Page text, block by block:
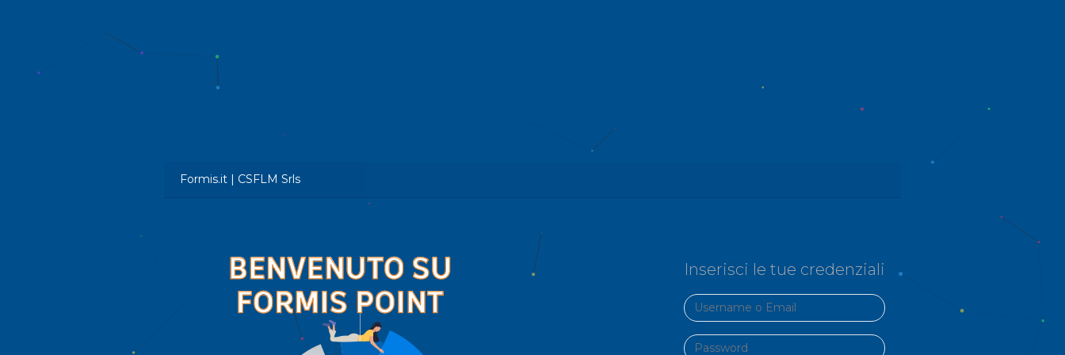
Formis.it | CSFLM Srls
Inserisci le tue credenziali
Username o Email
Password